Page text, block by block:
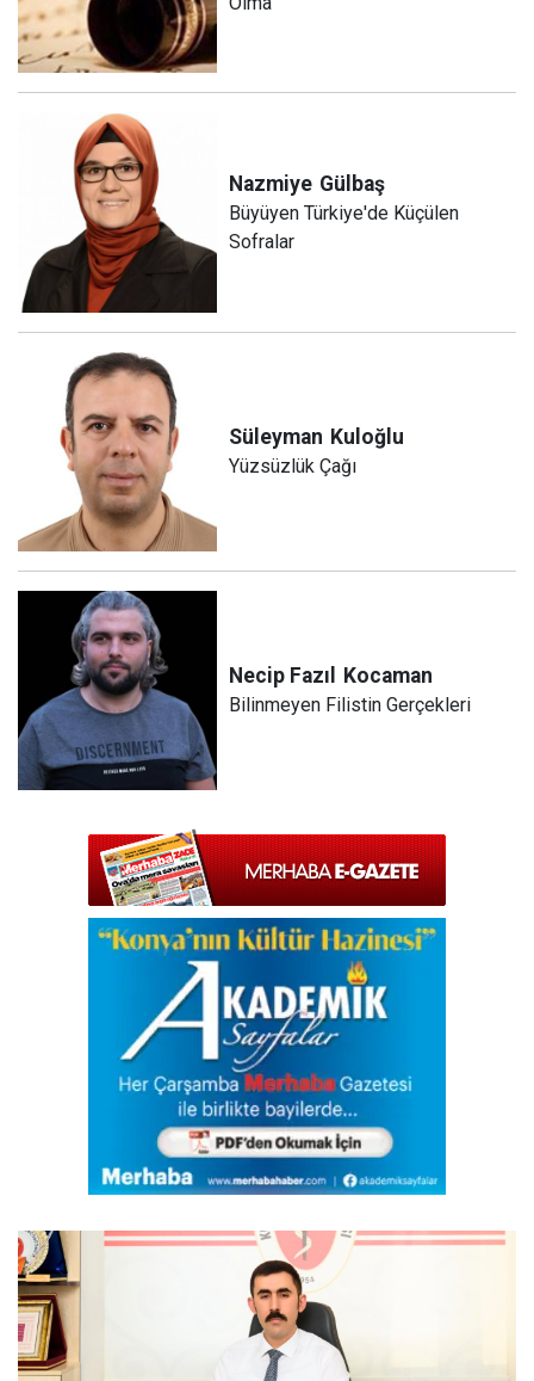
Nazmiye Gülbaş
Büyüyen Türkiye'de Küçülen
Sofralar
Süleyman Kuloğlu
Yüzsüzlük Çağı
Necip Fazıl Kocaman
Bilinmeyen Filistin Gerçekleri